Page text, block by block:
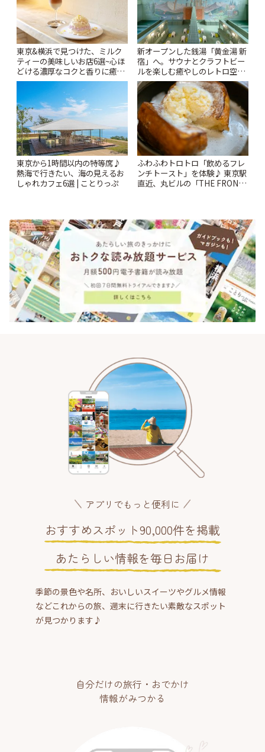
東京&横浜で見つけた、ミルク
ティーの美味しいお店6選~心ほ
どける濃厚なコクと香りに癒や
されるティータイム~ | ことりっ
新オープンした銭湯「黄金湯 新
宿」へ。サウナとクラフトビー
ルを楽しむ癒やしのレトロ空間
| ことりっぷ
東京から1時間以内の特等席♪
熱海で行きたい、海の見えるお
しゃれカフェ6選 | ことりっぷ
ふわふわトロトロ「飲めるフレ
ンチトースト」を体験♪ 東京駅
直近、丸ビルの「THE FRONT
アプリでもっと便利に
おすすめスポット90,000件を掲載
あたらしい情報を毎日お届け
季節の景色や名所、おいしいスイーツやグルメ情報
などこれからの旅、週末に行きたい素敵なスポット
が見つかります♪
自分だけの旅行・おでかけ
情報がみつかる